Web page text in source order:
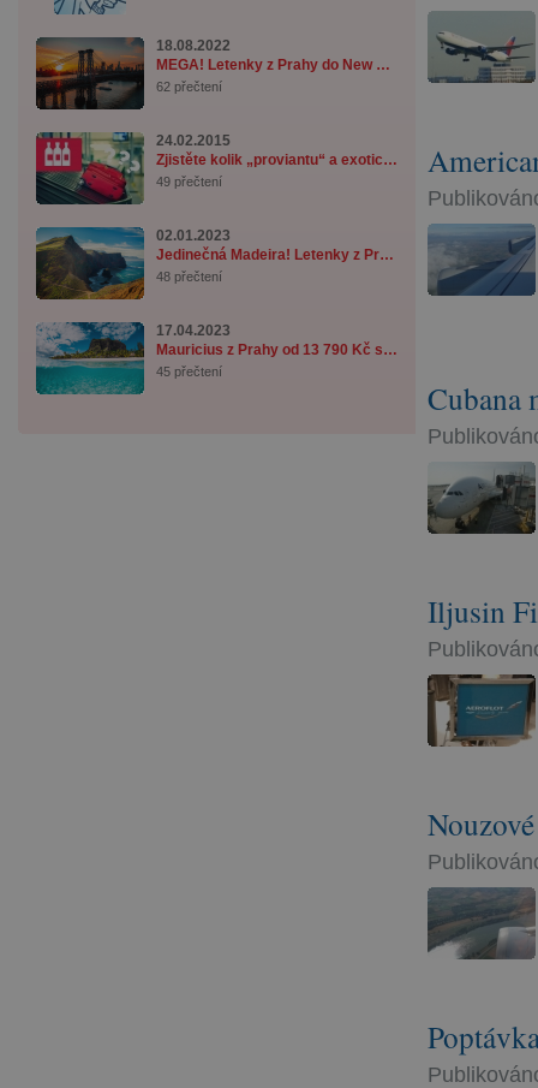
18.08.2022
MEGA! Letenky z Prahy do New Yorku od 7 990 ...
62 přečtení
24.02.2015
Zjistěte kolik „proviantu“ a exotického tab ...
49 přečtení
02.01.2023
Jedinečná Madeira! Letenky z Prahy od 3 890 ...
48 přečtení
17.04.2023
Mauricius z Prahy od 13 790 Kč se zavazadle ...
45 přečtení
Cubana
Iljusin